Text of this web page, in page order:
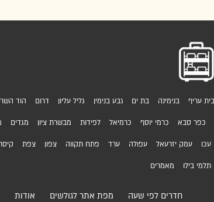
בית עריף בנימינה בת ים גבע בנימין גליל עליון דרום הוד
כפר סבא כרמי יוסף כרמיאל לפידות מבשרת ציון מגדים
עכו עמק יזרעאל עפולה ערד פתח תקווה צפון צפת
תלמי בילו מאמרים
חדרים לפי שעה מפת אתר לגולשים אודות